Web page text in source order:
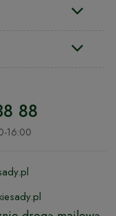
88
16:00